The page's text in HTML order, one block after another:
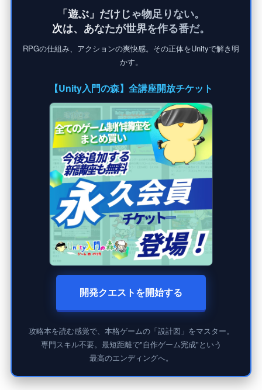
「遊ぶ」だけじゃ物足りない。
次は、あなたが世界を作る番だ。
RPGの仕組み、アクションの爽快感。その正体をUnityで解き明
かす。
【Unity入門の森】全講座開放チケット
開発クエストを開始する
攻略本を読む感覚で、本格ゲームの「設計図」をマスター。
専門スキル不要。最短距離で"自作ゲーム完成"という
最高のエンディングへ。